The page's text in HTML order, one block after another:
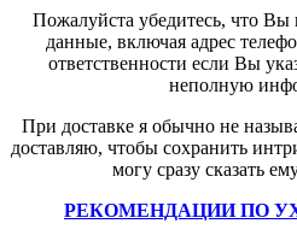
Пожалуйста убедитесь, что
данные, включая адрес
ответственности если Вы
неполную
При доставке я обычно не
доставляю, чтобы сохранить
могу сразу сказать
РЕКОМЕНДАЦИИ ПО